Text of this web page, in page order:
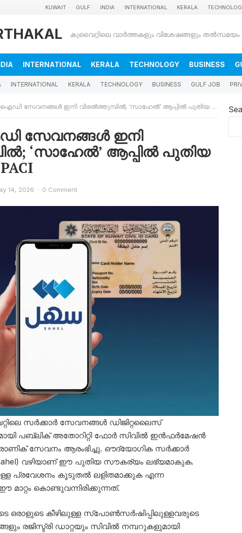
KUWAIT GULF INDIA INTERNATIONAL KERALA
INTERNATIONAL KERALA TECHNOLOGY BUSINESS
INTERNATIONAL KERALA TECHNOLOGY BUSINESS GULF JOB
സേവനങ്ങൾ ഇനി വിരൽത്തുമ്പിൽ; ‘സാഹേൽ’ ആപ്പിൽ പുതിയ ഫീച്ചറുമായി PACI
സേവനങ്ങൾ ഇനി
‘സാഹേൽ’ ആപ്പിൽ പുതിയ
14, 2026 · 0 Comment
സർക്കാർ സേവനങ്ങൾ ഡിജിറ്റലൈസ്
പബ്ലിക് അതോറിറ്റി ഫോർ സിവിൽ ഇൻഫർമേഷൻ
സേവനം ആരംഭിച്ചു. ഔദ്യോഗിക സർക്കാർ
വഴിയാണ് ഈ പുതിയ സൗകര്യം ലഭ്യമാകുക.
പ്രവേശനം കൂടുതൽ ലളിതമാക്കുക എന്ന
കൊണ്ടുവന്നിരിക്കുന്നത്.
ഒരാളുടെ കീഴിലുള്ള സ്പോൺസർഷിപ്പിലുള്ളവരുടെ
രജിസ്ട്രി ഡാറ്റയും സിവിൽ നമ്പറുകളുമായി